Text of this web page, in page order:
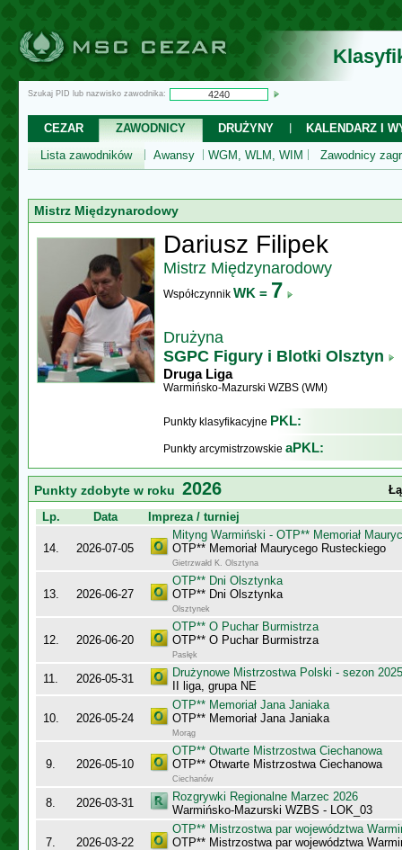
Szukaj PID lub nazwisko zawodnika:
CEZAR ZAWODNICY DRUŻYNY
KALENDARZ I
Lista zawodników
Awansy WGM, WLM, WIM Zawodnicy
Mistrz Międzynarodowy
Dariusz Filipek
Mistrz Międzynarodowy
Współczynnik WK = 7
Drużyna
SGPC Figury i Blotki Olsztyn
Druga Liga
Warmińsko-Mazurski WZBS (WM)
Punkty klasyfikacyjne PKL:
Punkty arcymistrzowskie aPKL:
Punkty zdobyte w roku 2026
Lp.
Data Impreza / turniej
14. 2026-07-05
Mityng Warmiński - OTP** Memoriał
OTP** Memoriał Maurycego Rusteckiego
Gietrzwałd K. Olsztyna
13. 2026-06-27
OTP** Dni Olsztynka
OTP** Dni Olsztynka
Olsztynek
12. 2026-06-20
OTP** O Puchar Burmistrza
OTP** O Puchar Burmistrza
Pasłęk
11. 2026-05-31
Drużynowe Mistrzostwa Polski - sezon
II liga, grupa NE
10. 2026-05-24
OTP** Memoriał Jana Janiaka
OTP** Memoriał Jana Janiaka
Morąg
9. 2026-05-10
OTP** Otwarte Mistrzostwa Ciechanowa
OTP** Otwarte Mistrzostwa Ciechanowa
Ciechanów
8. 2026-03-31
Rozgrywki Regionalne Marzec 2026
Warmińsko-Mazurski WZBS - LOK_03
7. 2026-03-22
OTP** Mistrzostwa par województwa
OTP** Mistrzostwa par województwa